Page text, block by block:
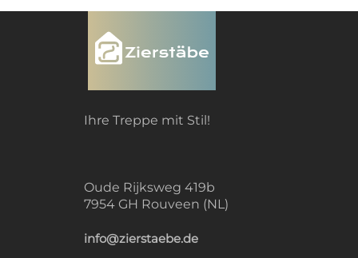
Ihre Treppe mit Stil!
Oude Rijksweg 419b
7954 GH Rouveen (NL)
info@zierstaebe.de